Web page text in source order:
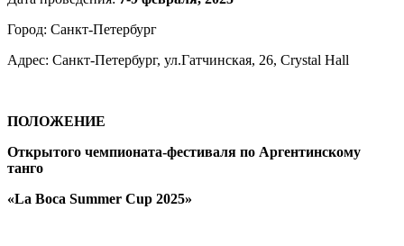
Город: Санкт-Петербург
Адрес: Санкт-Петербург, ул.Гатчинская, 26, Crystal Hall
ПОЛОЖЕНИЕ
Открытого чемпионата-фестиваля по Аргентинскому
танго
«La Boca Summer Cup 2025»